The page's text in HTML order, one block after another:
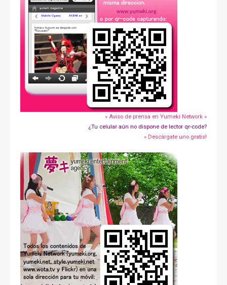
» Aviso de prensa en Yumeki Network »
¿Tu celular aún no dispone de lector qr-code?
» Descárgate uno gratis!